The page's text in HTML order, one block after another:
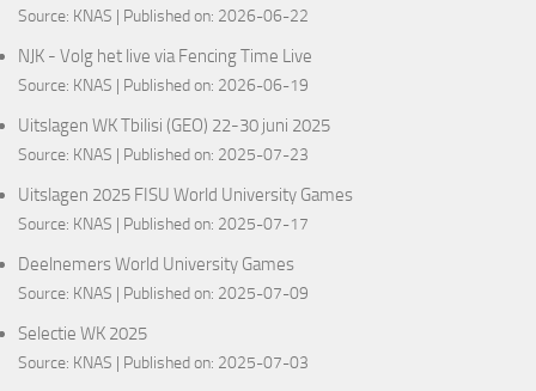
Source: KNAS Published on: 2026-06-22
NJK - Volg het live via Fencing Time Live
Source: KNAS Published on: 2026-06-19
Uitslagen WK Tbilisi (GEO) 22-30 juni 2025
Source: KNAS Published on: 2025-07-23
Uitslagen 2025 FISU World University Games
Source: KNAS Published on: 2025-07-17
Deelnemers World University Games
Source: KNAS Published on: 2025-07-09
Selectie WK 2025
Source: KNAS Published on: 2025-07-03